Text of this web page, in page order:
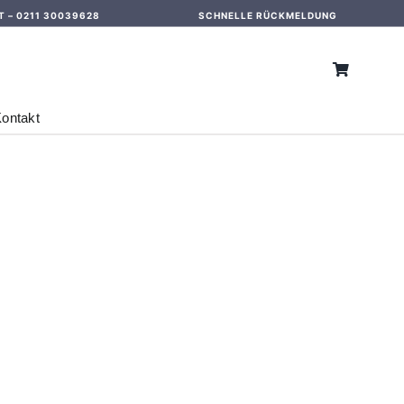
– 0211 30039628 SCHNELLE RÜCKMELDUNG